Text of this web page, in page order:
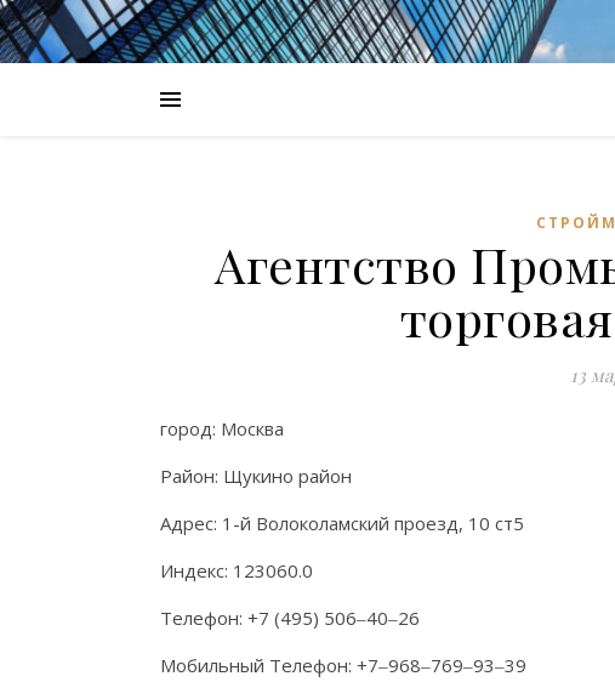
Агентство
13
город: Москва
Район: Щукино район
Адрес: 1-й Волоколамский проезд, 10 ст5
Индекс: 123060.0
Телефон: +7 (495) 506‒40‒26
Мобильный Телефон: +7‒968‒769‒93‒39